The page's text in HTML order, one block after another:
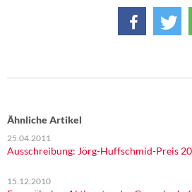
Ähnliche Artikel
25.04.2011
Ausschreibung: Jörg-Huffschmid-Preis
15.12.2010